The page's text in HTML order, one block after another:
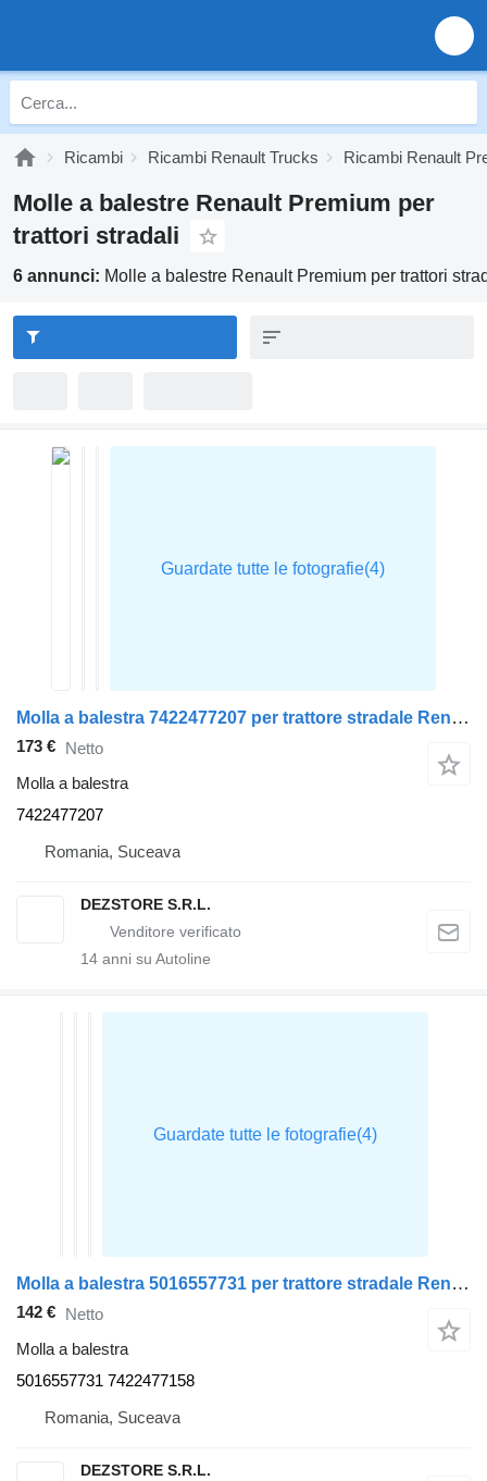
Ricambi Ricambi Renault Trucks Ricambi Renault
Molle a balestre Renault Premium per
trattori stradali
6 annunci: Molle a balestre Renault Premium per trattori
Molla a balestra 7422477207 per trattore stradale Renault PREMIUM
173 € Netto
Molla a balestra
7422477207
Romania, Suceava
DEZSTORE S.R.L.
14 anni su Autoline
Molla a balestra 5016557731 per trattore stradale Renault PREMIUM
142 € Netto
Molla a balestra
5016557731 7422477158
Romania, Suceava
DEZSTORE S.R.L.